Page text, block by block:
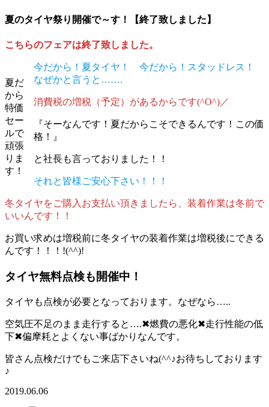
夏のタイヤ祭り開催で～す！【終了致しました】
こちらのフェアは終了致しました。
夏だ
から
特価
セー
ルで
頑張
りま
す！
今だから！夏タイヤ！ 今だから！スタッドレス！
なぜかと言うと…….
消費税の増税（予定）があるからです(^O^)／
『そーなんです！夏だからこそできるんです！この価
格！』
と社長も言っておりました！！
それと皆様ご安心下さい！！！
冬タイヤをご購入お支払い頂きましたら、装着作業は冬前で
いいんです！！
お買い求めは増税前に冬タイヤの装着作業は増税後にできる
んです！！！!(^^)!
タイヤ無料点検も開催中！
タイヤも点検が必要となっております。なぜなら…..
空気圧不足のまま走行すると….✖燃費の悪化✖走行性能の低
下✖偏摩耗とよくない事ばかりなんです。
皆さん点検だけでもご来店下さいね(^^♪お待ちしております
♪
2019.06.06